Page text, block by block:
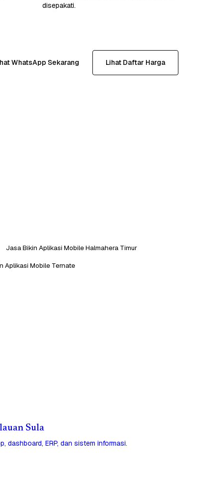
disepakati.
WhatsApp Sekarang Lihat Daftar Harga
Jasa Bikin Aplikasi Mobile Halmahera Timur
Aplikasi Mobile Ternate
Sula
ERP, dan sistem informasi.